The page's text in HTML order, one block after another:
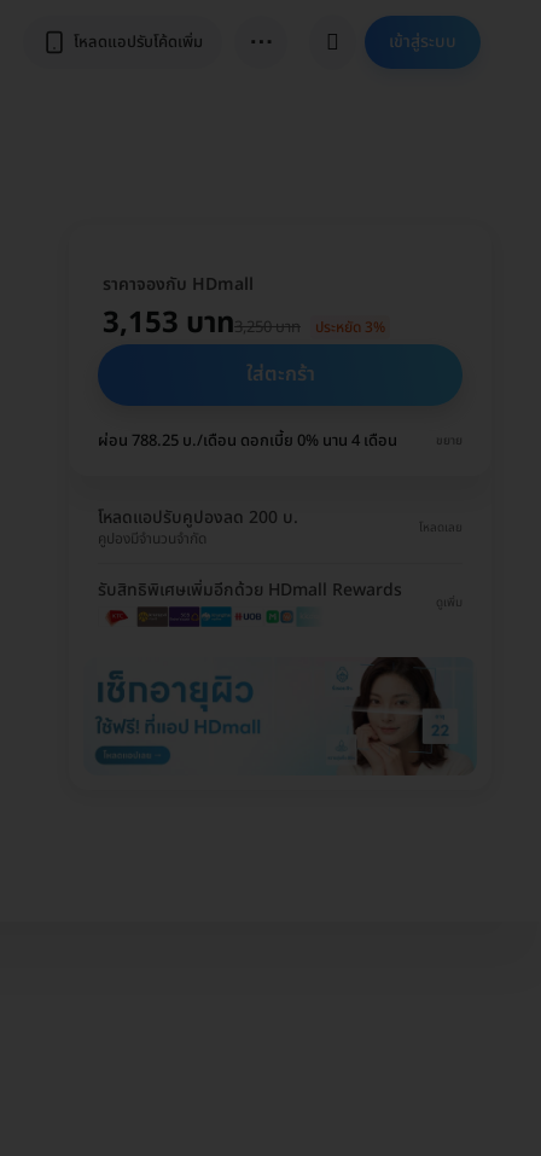
โหลดแอปรับโค้ดเพิ่ม ⋯ เข้าสู่ระบบ
ราคาจองกับ HDmall
3,153 บาท3,250 บาท ประหยัด 3%
ใส่ตะกร้า
ผ่อน 788.25 บ./เดือน ดอกเบี้ย 0% นาน 4 เดือน ขยาย
โหลดแอปรับคูปองลด 200 บ.
คูปองมีจำนวนจำกัด
โหลดเลย
รับสิทธิพิเศษเพิ่มอีกด้วย HDmall Rewards
ดูเพิ่ม